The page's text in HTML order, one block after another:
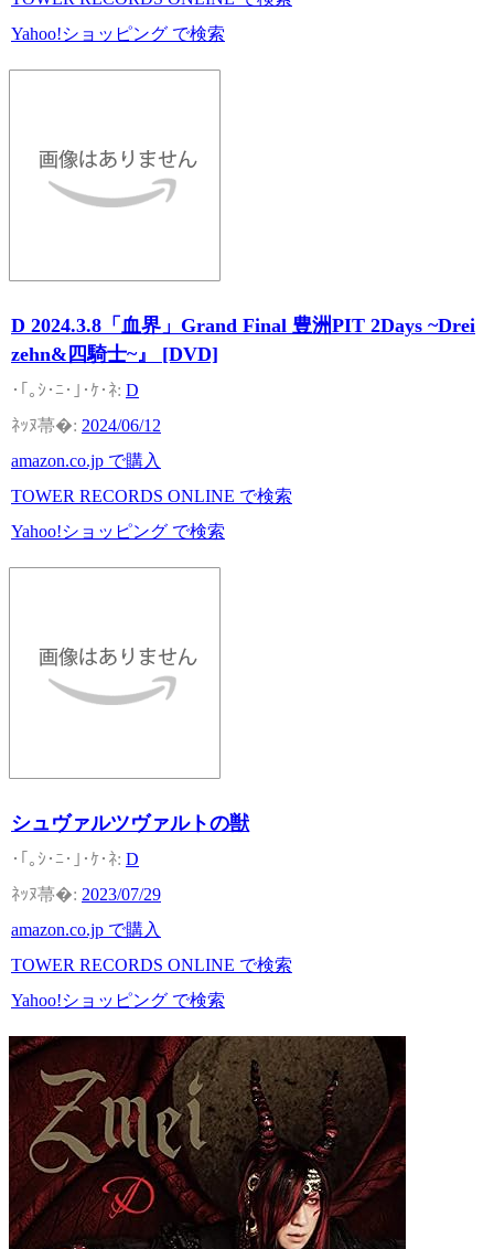
Yahoo!ショッピング で検索
D 2024.3.8「血界」Grand Final 豊洲PIT 2Days ~Drei
zehn&四騎士~』 [DVD]
D
2024/06/12
amazon.co.jp で購入
TOWER RECORDS ONLINE で検索
Yahoo!ショッピング で検索
シュヴァルツヴァルトの獣
D
2023/07/29
amazon.co.jp で購入
TOWER RECORDS ONLINE で検索
Yahoo!ショッピング で検索